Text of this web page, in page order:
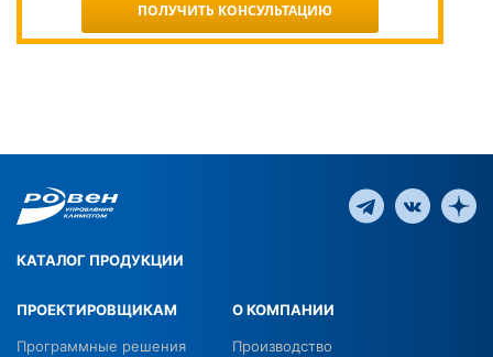
ПОЛУЧИТЬ КОНСУЛЬТАЦИЮ
КАТАЛОГ ПРОДУКЦИИ
ПРОЕКТИРОВЩИКАМ
Программные решения
О КОМПАНИИ
Производство